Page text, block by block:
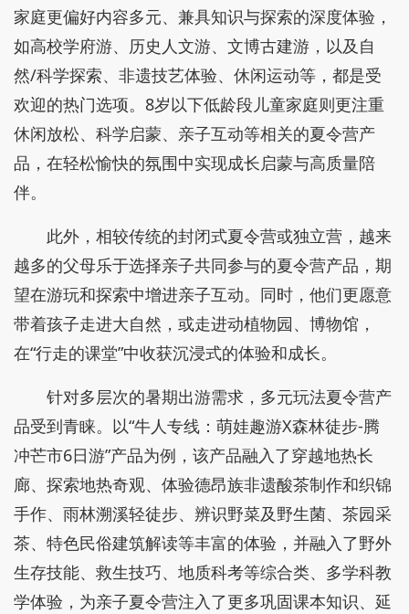
家庭更偏好内容多元、兼具知识与探索的深度体验，
如高校学府游、历史人文游、文博古建游，以及自
然/科学探索、非遗技艺体验、休闲运动等，都是受
欢迎的热门选项。8岁以下低龄段儿童家庭则更注重
休闲放松、科学启蒙、亲子互动等相关的夏令营产
品，在轻松愉快的氛围中实现成长启蒙与高质量陪
伴。
此外，相较传统的封闭式夏令营或独立营，越来
越多的父母乐于选择亲子共同参与的夏令营产品，期
望在游玩和探索中增进亲子互动。同时，他们更愿意
带着孩子走进大自然，或走进动植物园、博物馆，
在“行走的课堂”中收获沉浸式的体验和成长。
针对多层次的暑期出游需求，多元玩法夏令营产
品受到青睐。以“牛人专线：萌娃趣游X森林徒步-腾
冲芒市6日游”产品为例，该产品融入了穿越地热长
廊、探索地热奇观、体验德昂族非遗酸茶制作和织锦
手作、雨林溯溪轻徒步、辨识野菜及野生菌、茶园采
茶、特色民俗建筑解读等丰富的体验，并融入了野外
生存技能、救生技巧、地质科考等综合类、多学科教
学体验，为亲子夏令营注入了更多巩固课本知识、延